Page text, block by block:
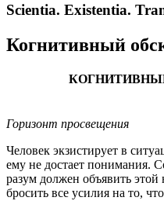
Scientia. Existentia.
Когнитивный
Горизонт просвещения
Человек экзистирует в
ему не достает понимания.
разум должен объявить
бросить все усилия на то,